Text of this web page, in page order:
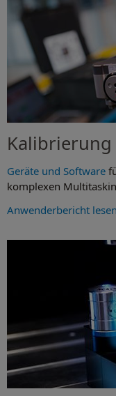
Kalibrierung
Geräte und Software
komplexen
Anwenderbericht lesen